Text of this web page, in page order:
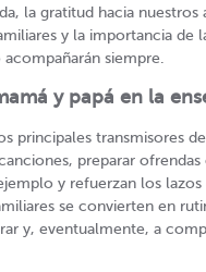
la gratitud hacia nuestros
y la importancia de
siempre.
y papá en la
principales transmisores
preparar
y refuerzan los lazos
se convierten en
y, eventualmente, a